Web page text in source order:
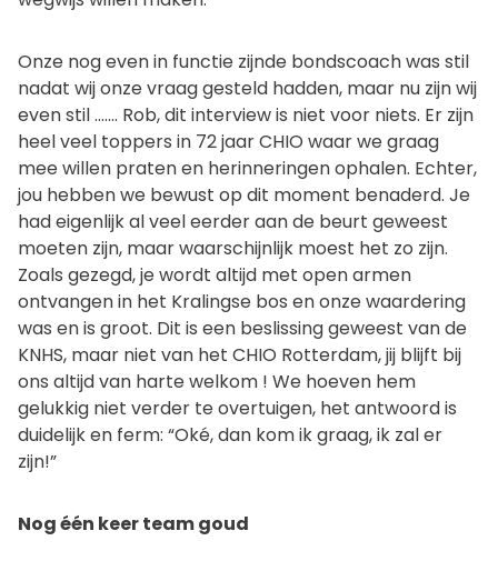
Onze nog even in functie zijnde bondscoach was stil
nadat wij onze vraag gesteld hadden, maar nu zijn wij
even stil ……. Rob, dit interview is niet voor niets. Er zijn
heel veel toppers in 72 jaar CHIO waar we graag
mee willen praten en herinneringen ophalen. Echter,
jou hebben we bewust op dit moment benaderd. Je
had eigenlijk al veel eerder aan de beurt geweest
moeten zijn, maar waarschijnlijk moest het zo zijn.
Zoals gezegd, je wordt altijd met open armen
ontvangen in het Kralingse bos en onze waardering
was en is groot. Dit is een beslissing geweest van de
KNHS, maar niet van het CHIO Rotterdam, jij blijft bij
ons altijd van harte welkom ! We hoeven hem
gelukkig niet verder te overtuigen, het antwoord is
duidelijk en ferm: “Oké, dan kom ik graag, ik zal er
zijn!”
Nog één keer team goud